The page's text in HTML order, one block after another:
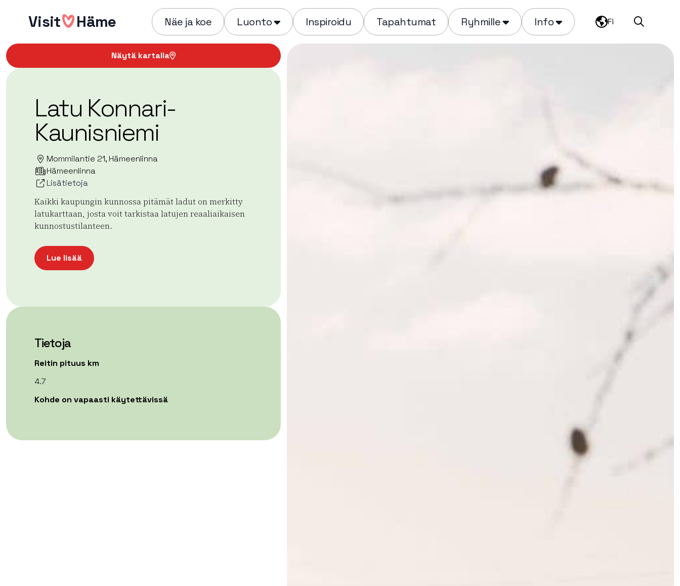
sisältöönVisit Häme Näe ja koe Luonto Inspiroidu Tapahtumat Ryhmille Info Fi Haku
Näytä kartalla
Latu Konnari-
Kaunisniemi
Mommilantie 21, Hämeenlinna
Hämeenlinna
Lisätietoja
Kaikki kaupungin kunnossa pitämät ladut on merkitty
latukarttaan, josta voit tarkistaa latujen reaaliaikaisen
kunnostustilanteen.
Lue lisää
Tietoja
Reitin pituus km
4.7
Kohde on vapaasti käytettävissä